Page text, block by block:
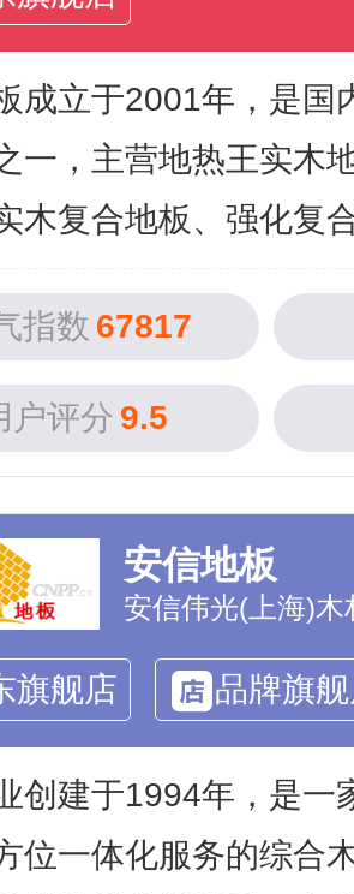
成立于2001年，是国
一，主营地热王实木
木复合地板、强化复
指数 67817
户评分 9.5
安信地板
安信伟光(上海)木
旗舰店 品牌旗
创建于1994年，是一
位一体化服务的综合